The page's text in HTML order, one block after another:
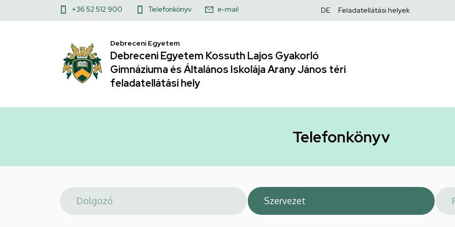
Telefonkönyv
Debreceni
Egyetem
Kossuth
Gimnáziuma
Általános
a
Felső
menü
+36 52 512 900 Telefonkönyv e-mail
Felső
DE Feladatellátási helyek
Debreceni Egyetem
Debreceni Egyetem Kossuth Lajos Gyakorló
Gimnáziuma és Általános Iskolája Arany János téri
feladatellátási hely
Telefonkönyv